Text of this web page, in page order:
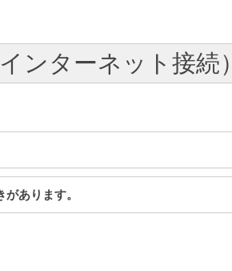
ンターネット接続）
あります。